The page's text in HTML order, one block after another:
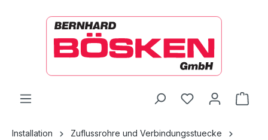
Installation
Zuflussrohre und Verbindungsstuecke